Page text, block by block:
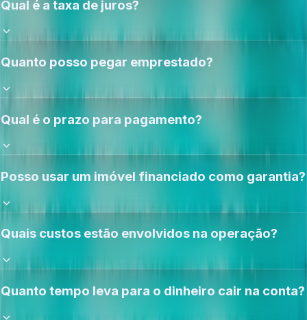
Qual é a taxa de juros?
Quanto posso pegar emprestado?
Qual é o prazo para pagamento?
Posso usar um imóvel financiado como garantia?
Quais custos estão envolvidos na operação?
Quanto tempo leva para o dinheiro cair na conta?